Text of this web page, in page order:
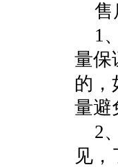
售
1
量保
的，
量避
2
见